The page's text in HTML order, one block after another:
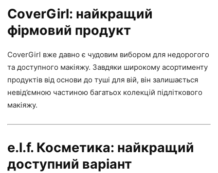
CoverGirl: найкращий
фірмовий продукт
CoverGirl вже давно є чудовим вибором для недорогого
та доступного макіяжу. Завдяки широкому асортименту
продуктів від основи до туші для вій, він залишається
невід’ємною частиною багатьох колекцій підліткового
макіяжу.
e.l.f. Косметика: найкращий
доступний варіант